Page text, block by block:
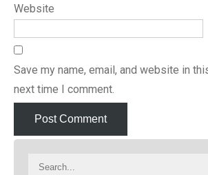
Website
Save my name, email, and website in
next time I comment.